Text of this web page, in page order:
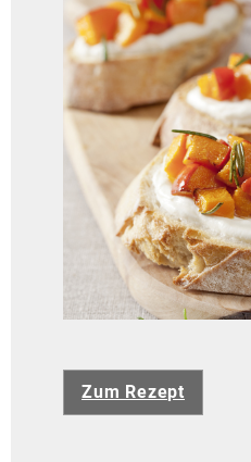
Zum Rezept